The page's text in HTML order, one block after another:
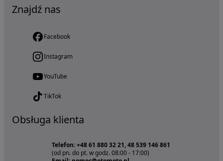
Znajdź nas
Facebook
Instagram
YouTube
TikTok
Obsługa klienta
Telefon: +48 61 880 32 21, 48 539 146 861
(od pn. do pt. w godz. 08:00 - 17:00)